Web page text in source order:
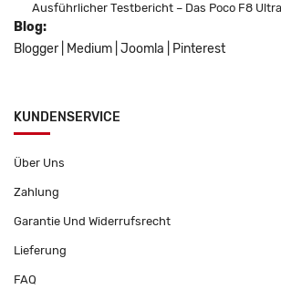
Ausführlicher Testbericht – Das Poco F8
Blog:
Blogger
Medium Joomla Pinterest
KUNDENSERVICE
Über Uns
Zahlung
Garantie Und Widerrufsrecht
Lieferung
FAQ